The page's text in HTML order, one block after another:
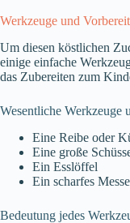
Werkzeuge und
Um diesen köstlichen
einige einfache
das Zubereiten zum
Wesentliche Werkzeuge
Eine Reibe oder
Eine große
Ein Esslöffel
Ein scharfes
Bedeutung jedes